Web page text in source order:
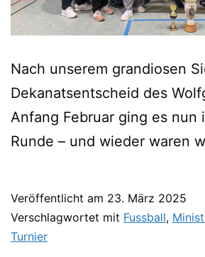
Nach unserem grandiosen
Dekanatsentscheid des
Anfang Februar ging es nun
Runde – und wieder waren
Veröffentlicht am 23. März 2025
Verschlagwortet mit Fussball,
Turnier